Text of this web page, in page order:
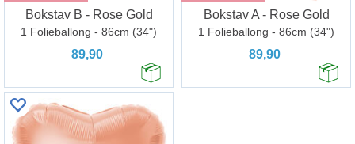
Bokstav B - Rose Gold
1 Folieballong - 86cm (34")
89,90
Bokstav A - Rose Gold
1 Folieballong - 86cm (34")
89,90